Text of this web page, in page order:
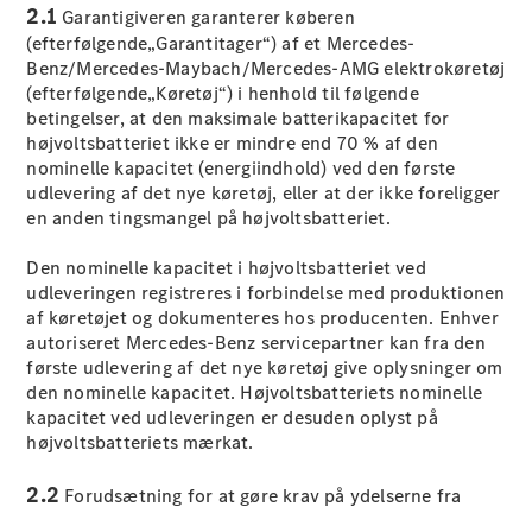
Alle modeller
Nye modeller
Elektriske modeller
Plug-in-hybrid modeller
Sedan
Alle Sedans
CLA
Elektrisk
CLA
C-Klasse
C-
2.1 Garantigiveren garanterer køberen
(efterfølgende„Garantitager“) af et Mercedes-
Benz/Mercedes-Maybach/Mercedes-AMG elektrokøretøj
(efterfølgende„Køretøj“) i henhold til følgende
betingelser, at den maksimale batterikapacitet for
højvoltsbatteriet ikke er mindre end 70 % af den
nominelle kapacitet (energiindhold) ved den første
udlevering af det nye køretøj, eller at der ikke foreligger
en anden tingsmangel på højvoltsbatteriet.
Den nominelle kapacitet i højvoltsbatteriet ved
udleveringen registreres i forbindelse med produktionen
af køretøjet og dokumenteres hos producenten. Enhver
autoriseret Mercedes-Benz servicepartner kan fra den
første udlevering af det nye køretøj give oplysninger om
den nominelle kapacitet. Højvoltsbatteriets nominelle
kapacitet ved udleveringen er desuden oplyst på
højvoltsbatteriets mærkat.
2.2 Forudsætning for at gøre krav på ydelserne fra